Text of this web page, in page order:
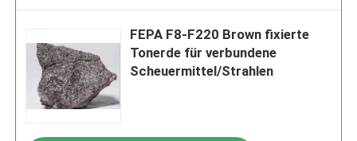
FEPA F8-F220 Brown fixierte
Tonerde für verbundene
Scheuermittel/Strahlen